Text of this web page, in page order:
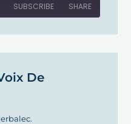
SUBSCRIBE SHARE
De